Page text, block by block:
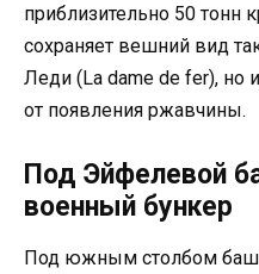
приблизительно 50 тонн
сохраняет вешний вид
Леди (La dame de fer), но
от появления ржавчины.
Под Эйфелевой
военный бункер
Под южным столбом